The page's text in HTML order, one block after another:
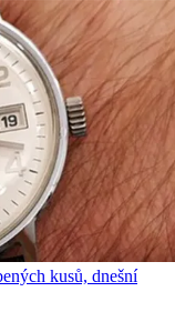
kusů, dnešní